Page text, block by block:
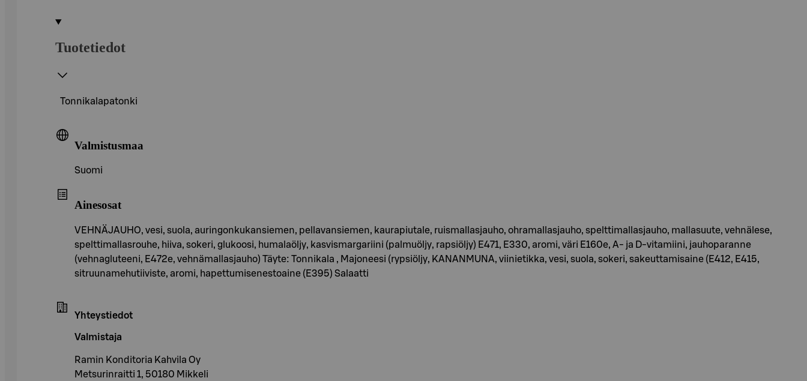
Tuotetiedot
Tonnikalapatonki
Valmistusmaa
Suomi
Ainesosat
VEHNÄJAUHO, vesi, suola, auringonkukansiemen, pellavansiemen, kaurapiutale, ruismallasjauho, ohramallasjauho, spelttimallasjauho, mallasuute, vehnälese,
spelttimallasrouhe, hiiva, sokeri, glukoosi, humalaöljy, kasvismargariini (palmuöljy, rapsiöljy) E471, E330, aromi, väri E160e, A- ja D-vitamiini, jauhoparanne
(vehnagluteeni, E472e, vehnämallasjauho) Täyte: Tonnikala , Majoneesi (rypsiöljy, KANANMUNA, viinietikka, vesi, suola, sokeri, sakeuttamisaine (E412, E415,
sitruunamehutiiviste, aromi, hapettumisenestoaine (E395) Salaatti
Yhteystiedot
Valmistaja
Ramin Konditoria Kahvila Oy
Metsurinraitti 1, 50180 Mikkeli